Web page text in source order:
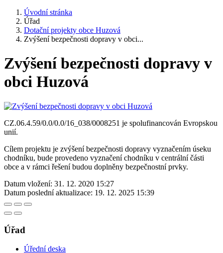
Úvodní stránka
Úřad
Dotační projekty obce Huzová
Zvýšení bezpečnosti dopravy v obci...
Zvýšení bezpečnosti dopravy v
obci Huzová
CZ.06.4.59/0.0/0.0/16_038/0008251 je spolufinancován Evropskou
unií.
Cílem projektu je zvýšení bezpečnosti dopravy vyznačením úseku
chodníku, bude provedeno vyznačení chodníku v centrální části
obce a v rámci řešení budou doplněny bezpečnostní prvky.
Datum vložení: 31. 12. 2020 15:27
Datum poslední aktualizace: 19. 12. 2025 15:39
Úřad
Úřední deska